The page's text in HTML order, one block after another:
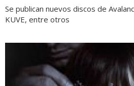
Se publican nuevos discos de
KUVE, entre otros